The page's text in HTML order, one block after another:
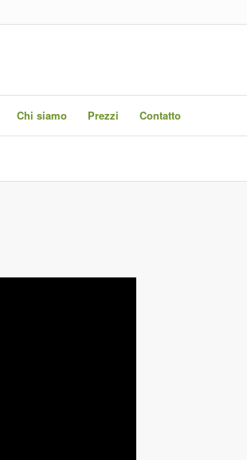
Chi siamo Prezzi Contatto